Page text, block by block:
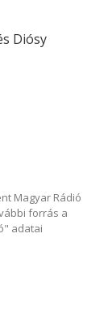
Diósy
Magyar Rádió
forrás a
adatai